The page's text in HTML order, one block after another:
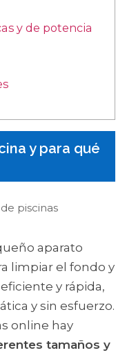
y de potencia
y para qué
piscinas
aparato
limpiar el fondo y
y rápida,
y sin esfuerzo.
online hay
tamaños y